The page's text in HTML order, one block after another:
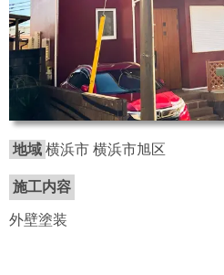
地域 横浜市 横浜市旭区
施工内容
外壁塗装